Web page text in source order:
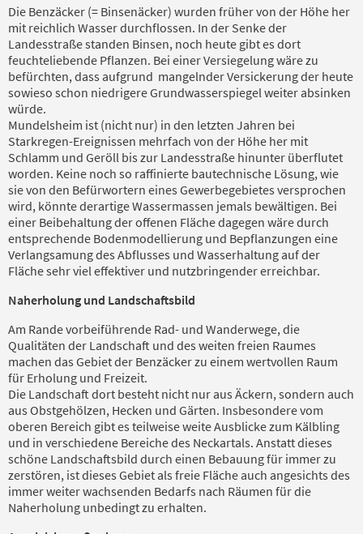
Die Benzäcker (= Binsenäcker) wurden früher von der Höhe her
mit reichlich Wasser durchflossen. In der Senke der
Landesstraße standen Binsen, noch heute gibt es dort
feuchteliebende Pflanzen. Bei einer Versiegelung wäre zu
befürchten, dass aufgrund mangelnder Versickerung der heute
sowieso schon niedrigere Grundwasserspiegel weiter absinken
würde.
Mundelsheim ist (nicht nur) in den letzten Jahren bei
Starkregen-Ereignissen mehrfach von der Höhe her mit
Schlamm und Geröll bis zur Landesstraße hinunter überflutet
worden. Keine noch so raffinierte bautechnische Lösung, wie
sie von den Befürwortern eines Gewerbegebietes versprochen
wird, könnte derartige Wassermassen jemals bewältigen. Bei
einer Beibehaltung der offenen Fläche dagegen wäre durch
entsprechende Bodenmodellierung und Bepflanzungen eine
Verlangsamung des Abflusses und Wasserhaltung auf der
Fläche sehr viel effektiver und nutzbringender erreichbar.
Naherholung und Landschaftsbild
Am Rande vorbeiführende Rad- und Wanderwege, die
Qualitäten der Landschaft und des weiten freien Raumes
machen das Gebiet der Benzäcker zu einem wertvollen Raum
für Erholung und Freizeit.
Die Landschaft dort besteht nicht nur aus Äckern, sondern auch
aus Obstgehölzen, Hecken und Gärten. Insbesondere vom
oberen Bereich gibt es teilweise weite Ausblicke zum Kälbling
und in verschiedene Bereiche des Neckartals. Anstatt dieses
schöne Landschaftsbild durch einen Bebauung für immer zu
zerstören, ist dieses Gebiet als freie Fläche auch angesichts des
immer weiter wachsenden Bedarfs nach Räumen für die
Naherholung unbedingt zu erhalten.